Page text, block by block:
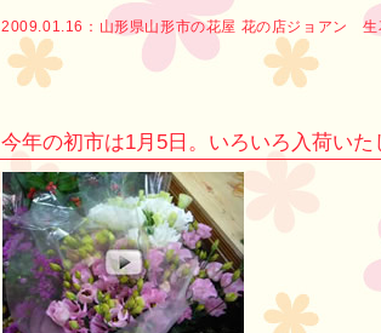
2009.01.16： 山形県山形市の花屋 花の店ジョアン
今年の初市は1月5日。いろいろ入荷いた